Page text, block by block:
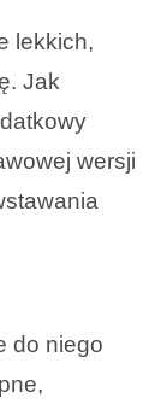
lekkich,
Jak
wersji
do niego